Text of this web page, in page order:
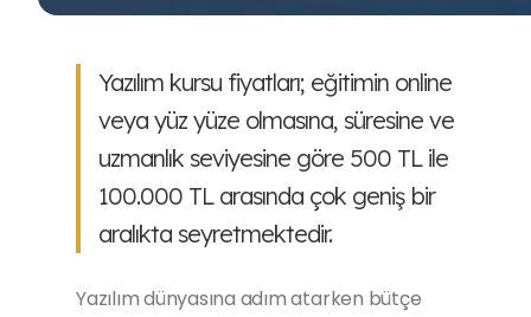
Yazılım kursu fiyatları; eğitimin online
veya yüz yüze olmasına, süresine ve
uzmanlık seviyesine göre 500 TL ile
100.000 TL arasında çok geniş bir
aralıkta seyretmektedir.
Yazılım dünyasına adım atarken bütçe